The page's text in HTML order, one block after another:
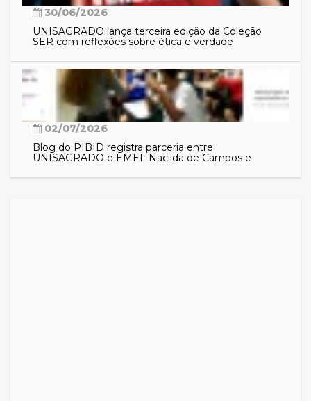
30/06/2026
UNISAGRADO lança terceira edição da Coleção
SER com reflexões sobre ética e verdade
02/07/2026
Blog do PIBID registra parceria entre
UNISAGRADO e EMEF Nacilda de Campos e